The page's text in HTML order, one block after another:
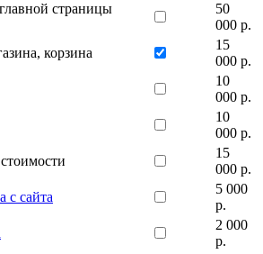
страницы
50
000 р.
корзина
15
000 р.
10
000 р.
10
000 р.
15
000 р.
с сайта
5 000
р.
2 000
р.